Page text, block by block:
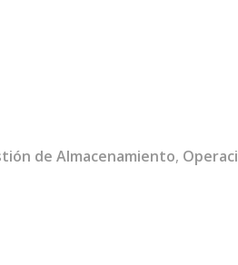
de Almacenamiento,